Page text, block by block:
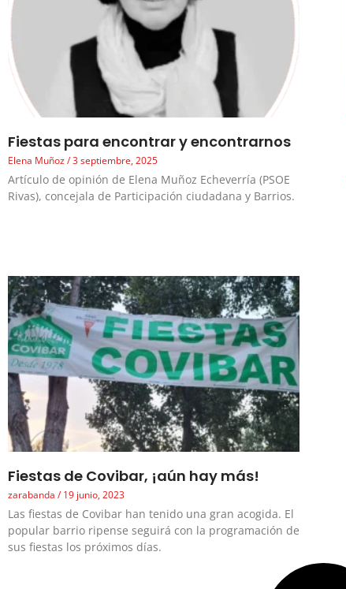
Fiestas para encontrar y encontrarnos
Elena Muñoz 3 septiembre, 2025
Artículo de opinión de Elena Muñoz Echeverría (PSOE
Rivas), concejala de Participación ciudadana y Barrios.
Fiestas de Covibar, ¡aún hay más!
zarabanda 19 junio, 2023
Las fiestas de Covibar han tenido una gran acogida. El
popular barrio ripense seguirá con la programación de
sus fiestas los próximos días.